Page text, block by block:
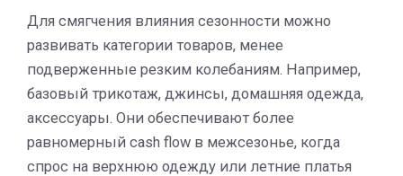
Для смягчения влияния сезонности можно
развивать категории товаров, менее
подверженные резким колебаниям. Например,
базовый трикотаж, джинсы, домашняя одежда,
аксессуары. Они обеспечивают более
равномерный cash flow в межсезонье, когда
спрос на верхнюю одежду или летние платья